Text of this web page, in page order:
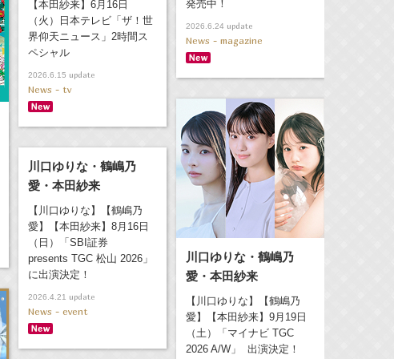
発売中！
2026.6.24 update
News - magazine
【本田紗来】6月16日
（火）日本テレビ「ザ！世
界仰天ニュース」2時間ス
ペシャル
2026.6.15 update
News - tv
川口ゆりな・鶴嶋乃
愛・本田紗来
【川口ゆりな】【鶴嶋乃
愛】【本田紗来】9月19日
（土）「マイナビ TGC
2026 A/W」 出演決定！
川口ゆりな・鶴嶋乃
愛・本田紗来
【川口ゆりな】【鶴嶋乃
愛】【本田紗来】8月16日
（日）「SBI証券
presents TGC 松山 2026」
に出演決定！
2026.4.21 update
News - event